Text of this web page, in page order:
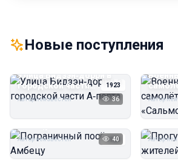
Новые поступления
1923
Улица Бидзэн‑дорри в
городской части
А‑порта
Автор неизвестен 36 Автор
1923
Автор неизвестен 40 Автор
Пирс угольной шахты